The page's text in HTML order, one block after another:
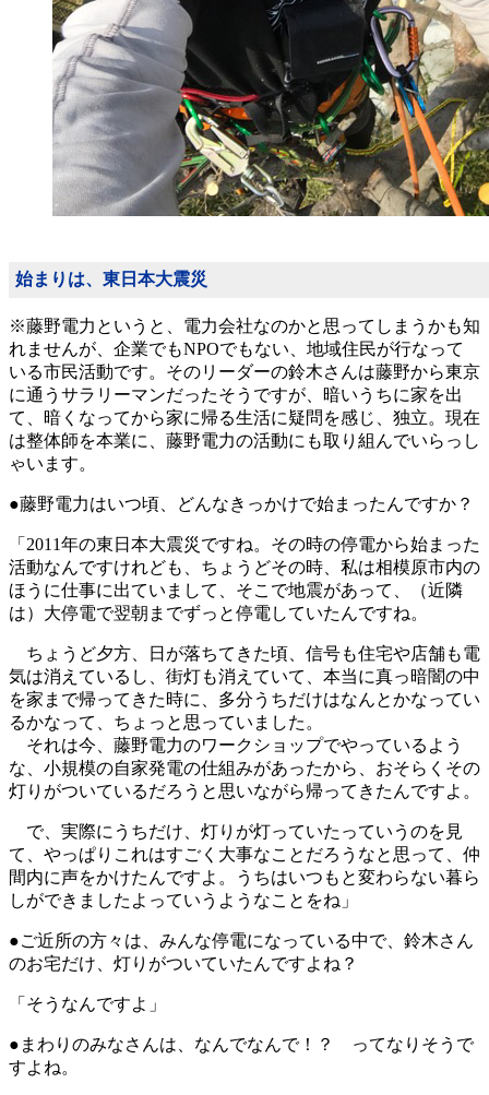
始まりは、東日本大震災
※藤野電力というと、電力会社なのかと思ってしまうかも知
れませんが、企業でもNPOでもない、地域住民が行なって
いる市民活動です。そのリーダーの鈴木さんは藤野から東京
に通うサラリーマンだったそうですが、暗いうちに家を出
て、暗くなってから家に帰る生活に疑問を感じ、独立。現在
は整体師を本業に、藤野電力の活動にも取り組んでいらっし
ゃいます。
●藤野電力はいつ頃、どんなきっかけで始まったんですか？
「2011年の東日本大震災ですね。その時の停電から始まった
活動なんですけれども、ちょうどその時、私は相模原市内の
ほうに仕事に出ていまして、そこで地震があって、（近隣
は）大停電で翌朝までずっと停電していたんですね。
ちょうど夕方、日が落ちてきた頃、信号も住宅や店舗も電
気は消えているし、街灯も消えていて、本当に真っ暗闇の中
を家まで帰ってきた時に、多分うちだけはなんとかなってい
るかなって、ちょっと思っていました。
それは今、藤野電力のワークショップでやっているよう
な、小規模の自家発電の仕組みがあったから、おそらくその
灯りがついているだろうと思いながら帰ってきたんですよ。
で、実際にうちだけ、灯りが灯っていたっていうのを見
て、やっぱりこれはすごく大事なことだろうなと思って、仲
間内に声をかけたんですよ。うちはいつもと変わらない暮ら
しができましたよっていうようなことをね」
●ご近所の方々は、みんな停電になっている中で、鈴木さん
のお宅だけ、灯りがついていたんですよね？
「そうなんですよ」
●まわりのみなさんは、なんでなんで！？ ってなりそうで
すよね。